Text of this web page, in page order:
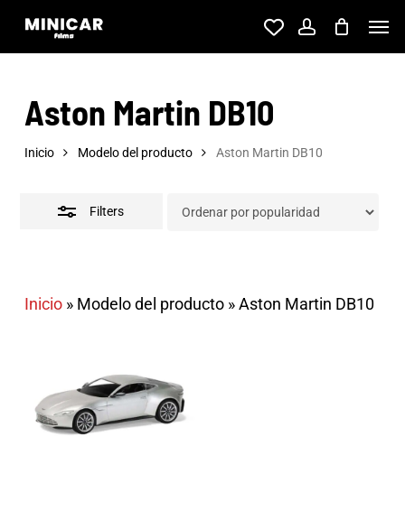
Skip
content
account
Aston Martin DB10
Inicio Modelo del producto Aston Martin DB10
Filters
Inicio» Modelo del producto»Aston Martin DB10